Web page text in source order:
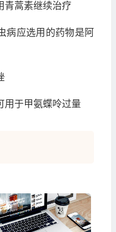
青蒿素继续治疗
病应选用的药物是阿
用于甲氨蝶呤过量